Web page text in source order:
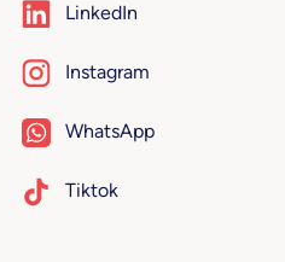
LinkedIn
Instagram
WhatsApp
Tiktok